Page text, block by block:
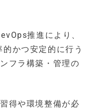
推進により、
かつ安定的に行う
フラ構築・管理の
得や環境整備が必